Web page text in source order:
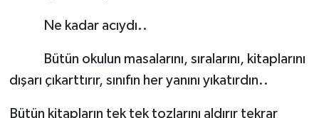
Ne kadar acıydı..
Bütün okulun masalarını, sıralarını, kitaplarını
dışarı çıkarttırır, sınıfın her yanını yıkatırdın..
Bütün kitapların tek tek tozlarını aldırır tekrar